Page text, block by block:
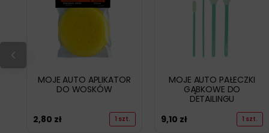
MOJE AUTO APLIKATOR
DO WOSKÓW
2,80 zł 1 szt.
MOJE AUTO PAŁECZKI
GĄBKOWE DO
DETAILINGU
9,10 zł 1 szt.